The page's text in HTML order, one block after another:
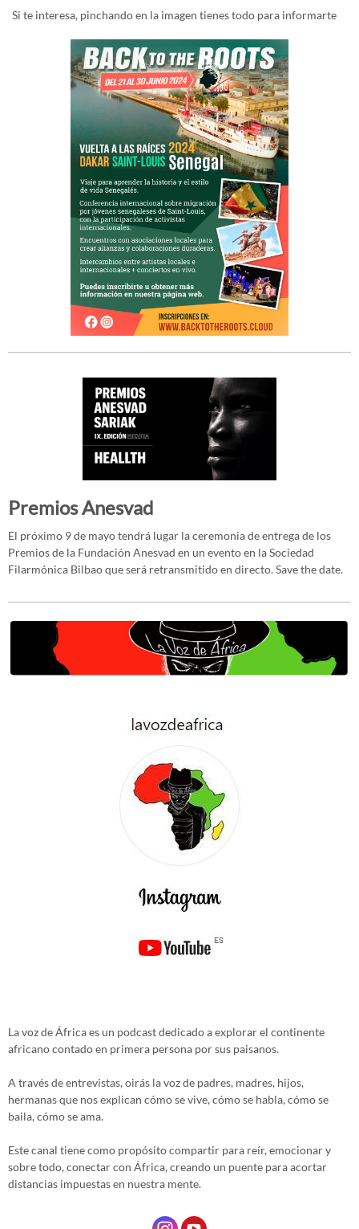
Si te interesa, pinchando en la imagen tienes todo para informarte
Premios Anesvad
El próximo 9 de mayo tendrá lugar la ceremonia de entrega de los
Premios de la Fundación Anesvad en un evento en la Sociedad
Filarmónica Bilbao que será retransmitido en directo. Save the date.
La voz de África es un podcast dedicado a explorar el continente
africano contado en primera persona por sus paisanos.
A través de entrevistas, oirás la voz de padres, madres, hijos,
hermanas que nos explican cómo se vive, cómo se habla, cómo se
baila, cómo se ama.
Este canal tiene como propósito compartir para reír, emocionar y
sobre todo, conectar con África, creando un puente para acortar
distancias impuestas en nuestra mente.